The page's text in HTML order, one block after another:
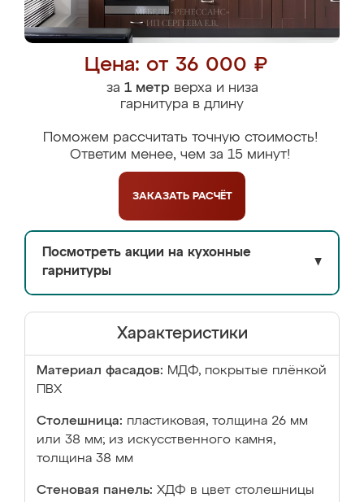
Цена: от 36 000 ₽
за 1 метрверха и низа
гарнитура в длину
Поможем рассчитать точную стоимость!
Ответим менее, чем за 15 минут!
ЗАКАЗАТЬ РАСЧЁТ
Посмотреть акции на кухонные
гарнитуры
▼
Характеристики
Материал фасадов: МДФ, покрытые плёнкой
ПВХ
Столешница: пластиковая, толщина 26 мм
или 38 мм; из искусственного камня,
толщина 38 мм
Стеновая панель: ХДФ в цвет столешницы